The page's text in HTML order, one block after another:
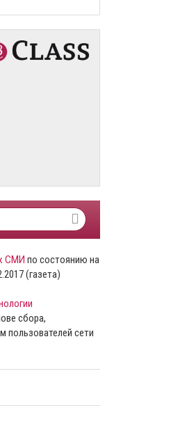
СМИ по состоянию на
(газета)
сбора,
пользователей сети